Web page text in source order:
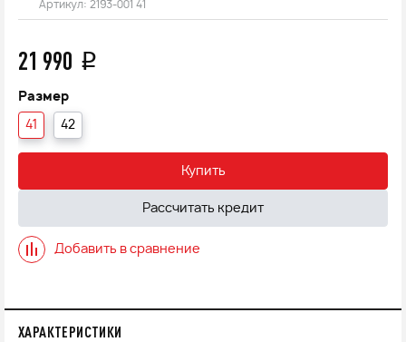
Артикул: 2193-001 41
21 990 q
Размер
41 42
Купить
Рассчитать кредит
Добавить в сравнение
ХАРАКТЕРИСТИКИ